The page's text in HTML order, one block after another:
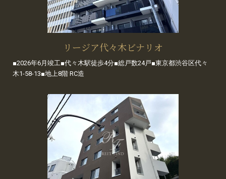
リージア代々木ビナリオ
■2026年6月竣工■代々木駅徒歩4分■総戸数24戸■東京都渋谷区代々
木1-58-13■地上8階 RC造